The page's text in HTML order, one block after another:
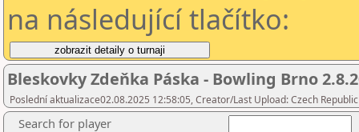
na následující tlačítko:
Bleskovky Zdeňka Páska - Bowling Brno
Poslední aktualizace02.08.2025 12:58:05, Creator/Last Upload: Czech
Search for player